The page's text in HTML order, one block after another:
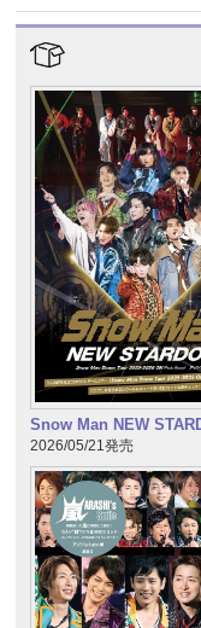
Snow Man NEW
2026/05/21発売